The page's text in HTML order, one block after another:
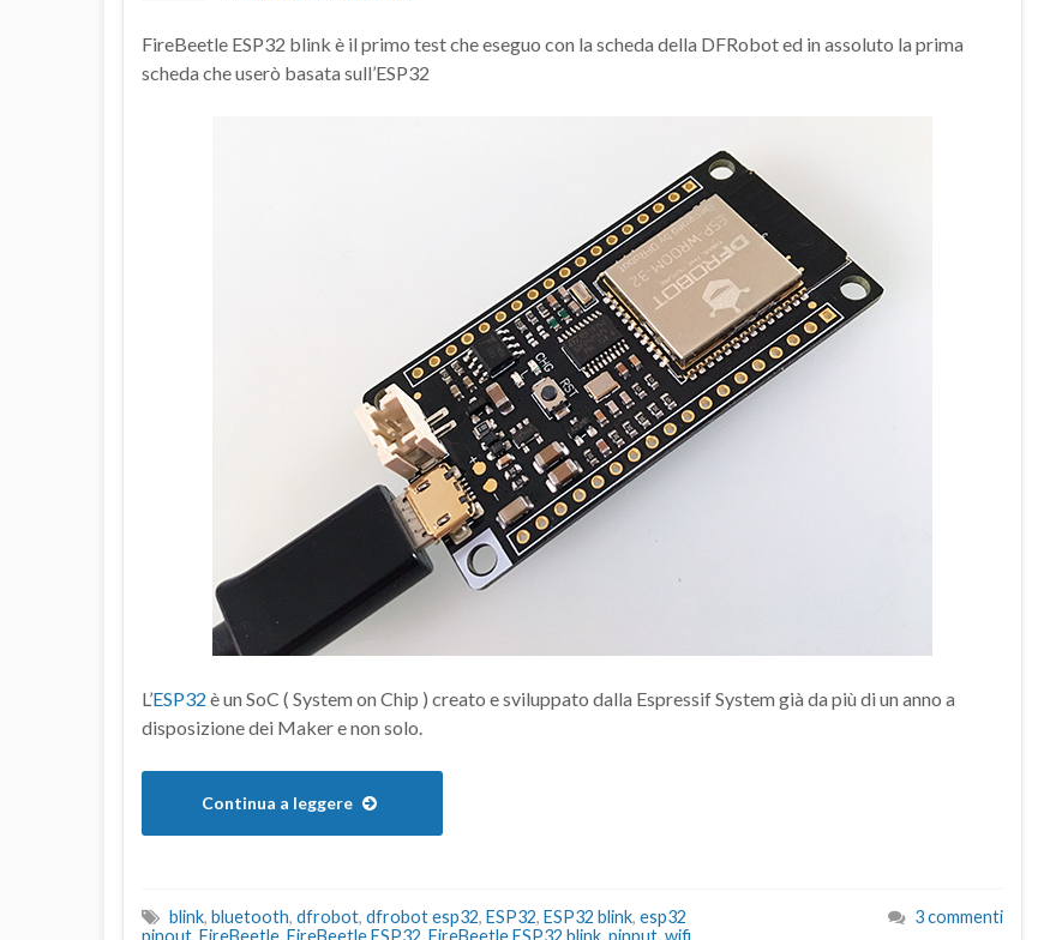
FireBeetle ESP32 blink è il primo test che eseguo con la scheda della DFRobot ed in assoluto la prima
scheda che userò basata sull’ESP32
L’ESP32 è un SoC ( System on Chip ) creato e sviluppato dalla Espressif System già da più di un anno a
disposizione dei Maker e non solo.
Continua a leggere
blink, bluetooth, dfrobot, dfrobot esp32, ESP32, ESP32 blink, esp32
3 commenti